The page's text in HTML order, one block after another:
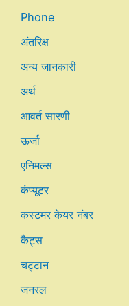
Phone
अंतरिक्ष
अन्य जानकारी
अर्थ
आवर्त सारणी
ऊर्जा
एनिमल्स
कंप्यूटर
कस्टमर केयर नंबर
कैट्स
चट्टान
जनरल